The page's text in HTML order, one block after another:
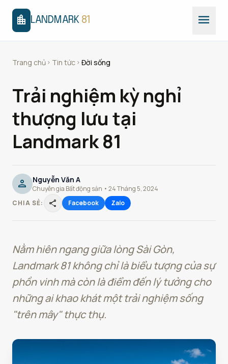
location_city LANDMARK 81 menu
Trang chủ chevron_right Tin tức chevron_right Đời sống
Trải nghiệm kỳ nghỉ
thượng lưu tại
Landmark 81
person Nguyễn Văn A
Chuyên gia Bất động sản • 24 Tháng 5, 2024
CHIA SẺ:
share Facebook Zalo
Nằm hiên ngang giữa lòng Sài Gòn,
Landmark 81 không chỉ là biểu tượng của sự
phồn vinh mà còn là điểm đến lý tưởng cho
những ai khao khát một trải nghiệm sống
"trên mây" thực thụ.